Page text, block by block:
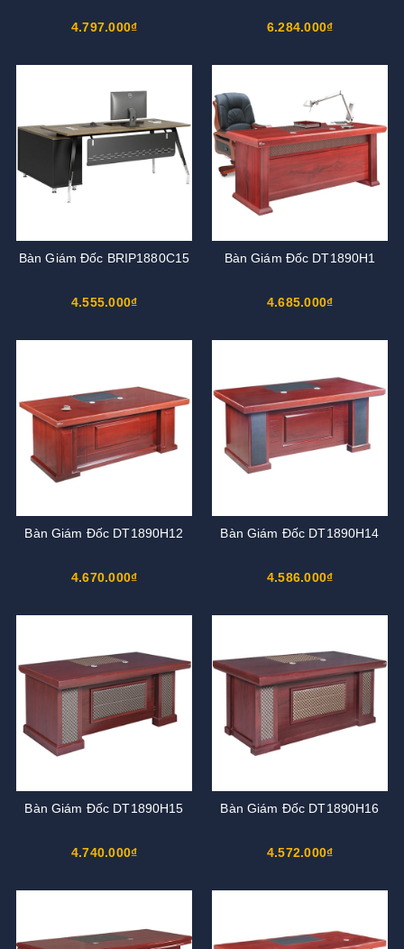
4.797.000₫ 6.284.000₫
Bàn Giám Đốc BRIP1880C15
4.555.000₫
Bàn Giám Đốc DT1890H1
4.685.000₫
Bàn Giám Đốc DT1890H12
4.670.000₫
Bàn Giám Đốc DT1890H14
4.586.000₫
Bàn Giám Đốc DT1890H15
4.740.000₫
Bàn Giám Đốc DT1890H16
4.572.000₫